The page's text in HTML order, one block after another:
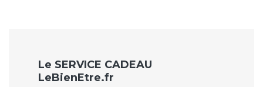
Le SERVICE CADEAU
LeBienEtre.fr